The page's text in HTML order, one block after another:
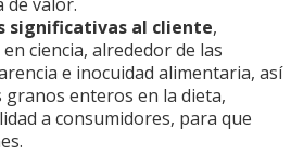
significativas al cliente,
ciencia, alrededor de las
e inocuidad alimentaria, así
granos enteros en la dieta,
a consumidores, para que